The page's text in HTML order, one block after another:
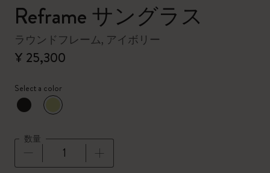
Reframe サングラス
ラウンドフレーム, アイボリー
¥ 25,300
Select a color
選択済
*選択したカラー
数量